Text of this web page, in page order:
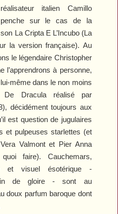
italien Camillo
sur le cas de la
La Cripta E L’Incubo(La
la version française). Au
le légendaire Christopher
l’apprendrons à personne,
même dans le non moins
De Dracularéalisé par
décidément toujours aux
est question de jugulaires
et pulpeuses starlettes (et
Valmont et Pier Anna
faire). Cauchemars,
et visuel ésotérique -
de gloire - sont au
doux parfum baroque dont